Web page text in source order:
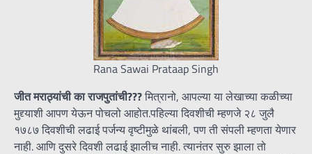
Rana Sawai Prataap Singh
जीत मराठ्यांची का राजपुतांची???मित्रानो, आपल्या या लेखाच्या कळीच्या
मुद्द्याशी आपण येऊन पोचलो आहोत.पहिल्या दिवशीची म्हणजे २८ जुलै
१७८७ दिवशीची लढाई पर्जन्य वृष्टीमुळे थांबली, पण ती संपली म्हणता येणार
नाही. आणि दुसरे दिवशी लढाई झालीच नाही. त्यानंतर सुरु झाला तो